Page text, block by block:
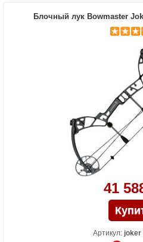
Лук,
Назначение
Блочный лук Bowmaster
41
Артикул: joker